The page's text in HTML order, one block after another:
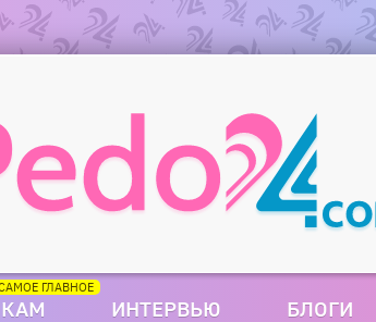
ИНТЕРВЬЮ БЛОГИ